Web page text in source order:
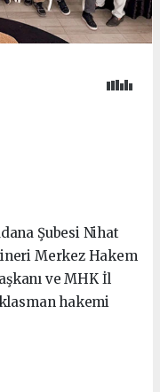
Şubesi Nihat
Merkez Hakem
ve MHK İl
hakemi